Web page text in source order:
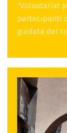
"Voluntariat
partecipanti
guidata del